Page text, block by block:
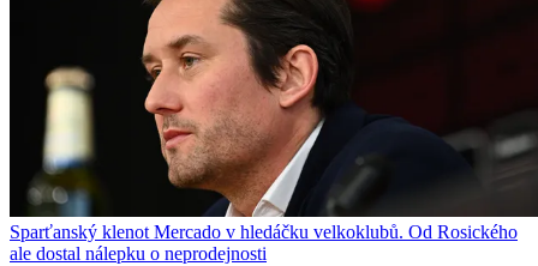
Sparťanský klenot Mercado v hledáčku velkoklubů. Od Rosického
ale dostal nálepku o neprodejnosti